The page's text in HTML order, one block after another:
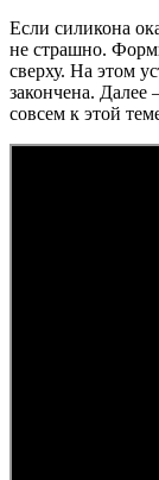
Если силикона
не страшно.
сверху. На этом
закончена.
совсем к этой